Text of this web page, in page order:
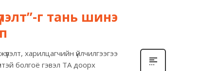
г тань шинэ
харилцагчийн үйлчилгээгээ
болгоё гэвэл ТА доорх